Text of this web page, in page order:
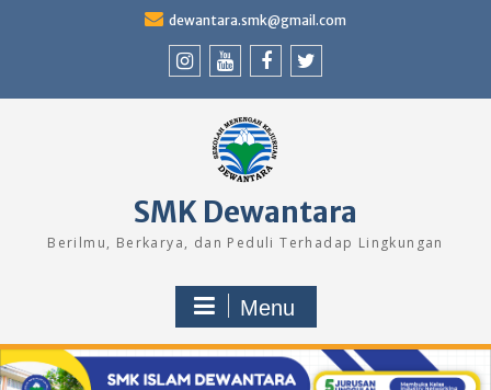
dewantara.smk@gmail.com
SMK Dewantara
Berilmu, Berkarya, dan Peduli Terhadap Lingkungan
Menu